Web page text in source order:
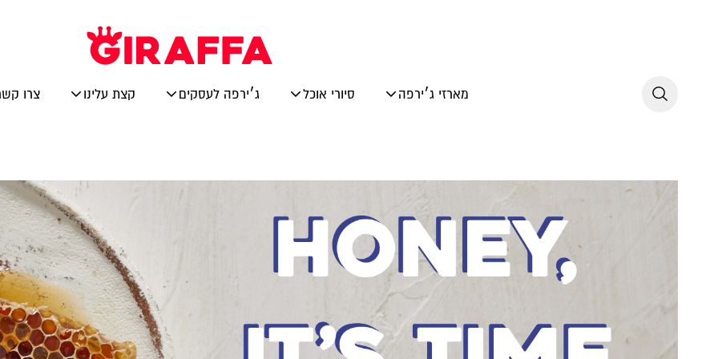
מארזי ג׳ירפה סיורי אוכל ג׳ירפה לעסקים קצת עלינו צרו